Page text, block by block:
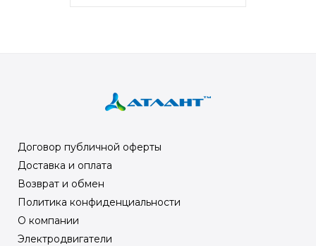
Договор публичной оферты
Доставка и оплата
Возврат и обмен
Политика конфиденциальности
О компании
Электродвигатели